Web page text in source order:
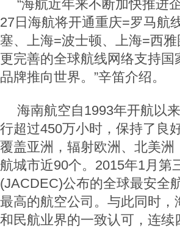
“海航近年来不断加快推进
27日海航将开通重庆=罗马航
塞、上海=波士顿、上海=西
更完善的全球航线网络支持国
品牌推向世界。”辛笛介绍。
海南航空自1993年开航以
行超过450万小时，保持了良
覆盖亚洲，辐射欧洲、北美
航城市近90个。2015年1月第
(JACDEC)公布的全球最安全
最高的航空公司。与此同时
和民航业界的一致认可，连